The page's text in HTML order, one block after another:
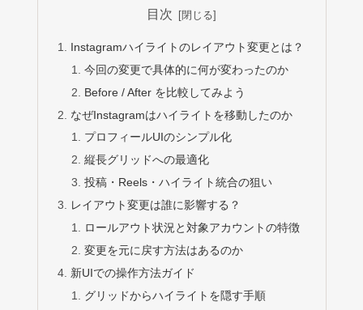
目次
Instagramハイライトのレイアウト変更とは？
今回の変更で具体的に何が変わったのか
Before / After を比較してみよう
なぜInstagramはハイライトを移動したのか
プロフィールUIのシンプル化
縦長グリッドへの最適化
投稿・Reels・ハイライト統合の狙い
レイアウト変更は誰に影響する？
ロールアウト状況と対象アカウントの特徴
変更を元に戻す方法はあるのか
新UIでの操作方法ガイド
グリッドからハイライトを隠す手順